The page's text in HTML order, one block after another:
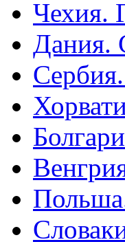
Чехия.
Дания.